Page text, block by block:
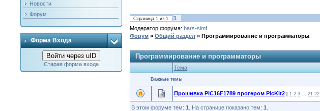
Новости
Форум
Форма Входа
Войти через uID
Старая форма входа
Страница 1 из 1
1
Модератор форума: bars-simf
Форум » Общий раздел » Программирование и программаторы
Программирование и программаторы
Тема
Важные темы
Прошивка PIC16F1789 прогером PicKit2 [ 1 2 3… 21 22
В этом форуме тем: 1 . На странице показано тем: 1